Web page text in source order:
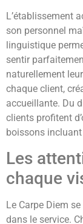
L’établissement
son personnel
linguistique
sentir
naturellement
chaque client,
accueillante. Du
clients profitent
boissons
Les
chaque
Le Carpe Diem
dans le service.